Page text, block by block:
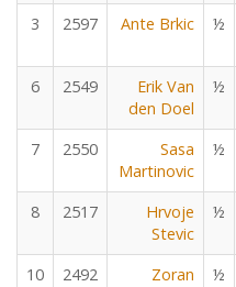
3 2597 Ante Brkic ½
6 2549
Erik Van
den Doel
½
7 2550
Sasa
Martinovic
½
8 2517
Hrvoje
Stevic
½
10 2492
Zoran
½